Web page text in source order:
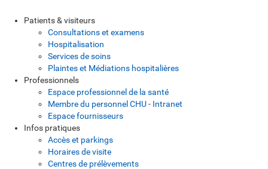
Patients & visiteurs
Consultations et examens
Hospitalisation
Services de soins
Plaintes et Médiations hospitalières
Professionnels
Espace professionnel de la santé
Membre du personnel CHU - Intranet
Espace fournisseurs
Infos pratiques
Accès et parkings
Horaires de visite
Centres de prélèvements